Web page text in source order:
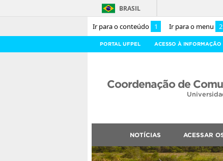
Ir para o conteúdo 1 Ir para o menu 2
BRASIL
PORTAL UFPEL ACESSO À INFORMAÇÃO
Coordenação de
NOTÍCIAS ACESSAR